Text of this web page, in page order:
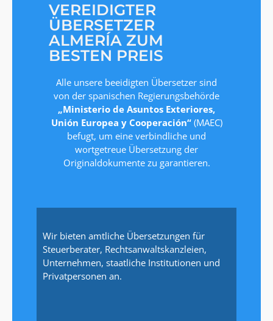
VEREIDIGTER
ÜBERSETZER
ALMERÍA ZUM
BESTEN PREIS
Alle unsere beeidigten Übersetzer sind
von der spanischen Regierungsbehörde
„Ministerio de Asuntos Exteriores,
Unión Europea y Cooperación“(MAEC)
befugt, um eine verbindliche und
wortgetreue Übersetzung der
Originaldokumente zu garantieren.
Wir bieten amtliche Übersetzungen für
Steuerberater, Rechtsanwaltskanzleien,
Unternehmen, staatliche Institutionen und
Privatpersonen an.